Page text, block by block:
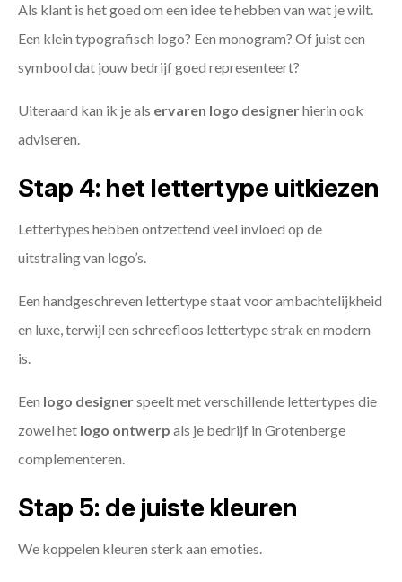
Als klant is het goed om een idee te hebben van wat je wilt.
Een klein typografisch logo? Een monogram? Of juist een
symbool dat jouw bedrijf goed representeert?
Uiteraard kan ik je als ervaren logo designerhierin ook
adviseren.
Stap 4: het lettertype uitkiezen
Lettertypes hebben ontzettend veel invloed op de
uitstraling van logo’s.
Een handgeschreven lettertype staat voor ambachtelijkheid
en luxe, terwijl een schreefloos lettertype strak en modern
is.
Een logo designerspeelt met verschillende lettertypes die
zowel het logo ontwerp als je bedrijf in Grotenberge
complementeren.
Stap 5: de juiste kleuren
We koppelen kleuren sterk aan emoties.